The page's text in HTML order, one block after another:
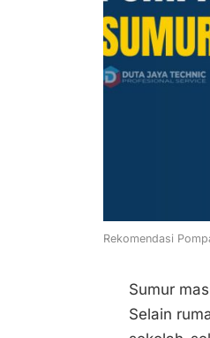
Rekomendasi
Sumur
Selain